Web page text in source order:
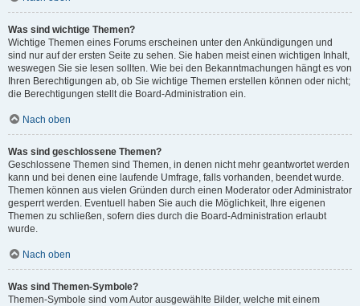
Was sind wichtige Themen?
Wichtige Themen eines Forums erscheinen unter den Ankündigungen und
sind nur auf der ersten Seite zu sehen. Sie haben meist einen wichtigen Inhalt,
weswegen Sie sie lesen sollten. Wie bei den Bekanntmachungen hängt es von
Ihren Berechtigungen ab, ob Sie wichtige Themen erstellen können oder nicht;
die Berechtigungen stellt die Board-Administration ein.
Nach oben
Was sind geschlossene Themen?
Geschlossene Themen sind Themen, in denen nicht mehr geantwortet werden
kann und bei denen eine laufende Umfrage, falls vorhanden, beendet wurde.
Themen können aus vielen Gründen durch einen Moderator oder Administrator
gesperrt werden. Eventuell haben Sie auch die Möglichkeit, Ihre eigenen
Themen zu schließen, sofern dies durch die Board-Administration erlaubt
wurde.
Nach oben
Was sind Themen-Symbole?
Themen-Symbole sind vom Autor ausgewählte Bilder, welche mit einem